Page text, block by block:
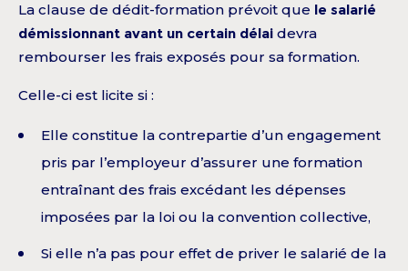
La clause de dédit-formation prévoit que le salarié
démissionnant avant un certain délai devra
rembourser les frais exposés pour sa formation.
Celle-ci est licite si :
Elle constitue la contrepartie d’un engagement
pris par l’employeur d’assurer une formation
entraînant des frais excédant les dépenses
imposées par la loi ou la convention collective,
Si elle n’a pas pour effet de priver le salarié de la